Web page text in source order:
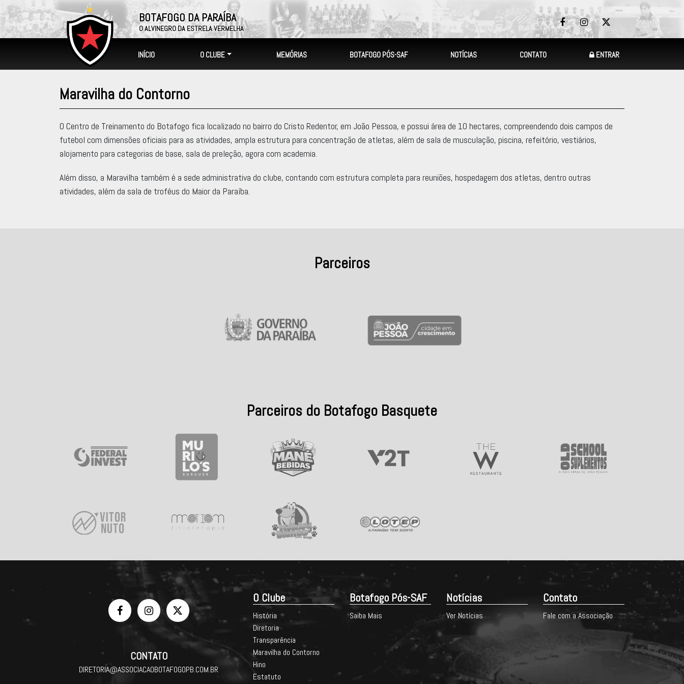
BOTAFOGO DA PARAÍBA
O ALVINEGRO DA ESTRELA VERMELHA
INÍCIO O CLUBE MEMÓRIAS BOTAFOGO PÓS-SAF NOTÍCIAS CONTATO ENTRAR
Maravilha do Contorno
O Centro de Treinamento do Botafogo fica localizado no bairro do Cristo Redentor, em João Pessoa, e possui área de 10 hectares, compreendendo dois campos de
futebol com dimensões oficiais para as atividades, ampla estrutura para concentração de atletas, além de sala de musculação, piscina, refeitório, vestiários,
alojamento para categorias de base, sala de preleção, agora com academia.
Além disso, a Maravilha também é a sede administrativa do clube, contando com estrutura completa para reuniões, hospedagem dos atletas, dentro outras
atividades, além da sala de troféus do Maior da Paraíba.
Parceiros
Parceiros do Botafogo Basquete
CONTATO
DIRETORIA@ASSOCIACAOBOTAFOGOPB.COM.BR
O Clube
História
Diretoria
Transparência
Maravilha do Contorno
Hino
Estatuto
Botafogo Pós-SAF
Saiba Mais
Notícias
Ver Notícias
Contato
Fale com a Associação